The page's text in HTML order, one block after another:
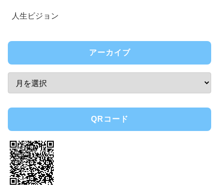
人生ビジョン
アーカイブ
QRコード